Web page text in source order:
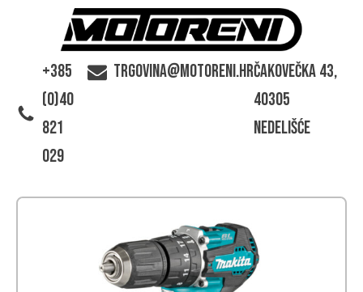
+385
(0)40
821
029
trgovina@motoreni.hrČakovečka 43,
40305
Nedelišće